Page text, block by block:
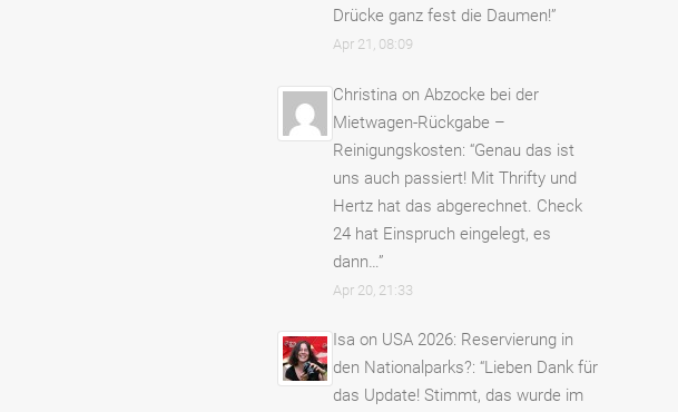
Drücke ganz fest die Daumen!”
Apr 21, 08:09
Christina on Abzocke bei der
Mietwagen-Rückgabe –
Reinigungskosten: “Genau das ist
uns auch passiert! Mit Thrifty und
Hertz hat das abgerechnet. Check
24 hat Einspruch eingelegt, es
dann…”
Apr 20, 21:33
Isa on USA 2026: Reservierung in
den Nationalparks?: “Lieben Dank für
das Update! Stimmt, das wurde im